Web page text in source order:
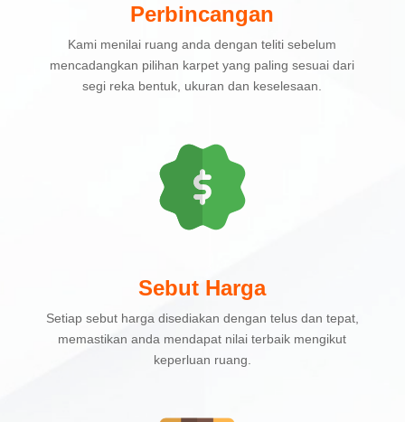
Perbincangan
Kami menilai ruang anda dengan teliti sebelum
mencadangkan pilihan karpet yang paling sesuai dari
segi reka bentuk, ukuran dan keselesaan.
Sebut Harga
Setiap sebut harga disediakan dengan telus dan tepat,
memastikan anda mendapat nilai terbaik mengikut
keperluan ruang.